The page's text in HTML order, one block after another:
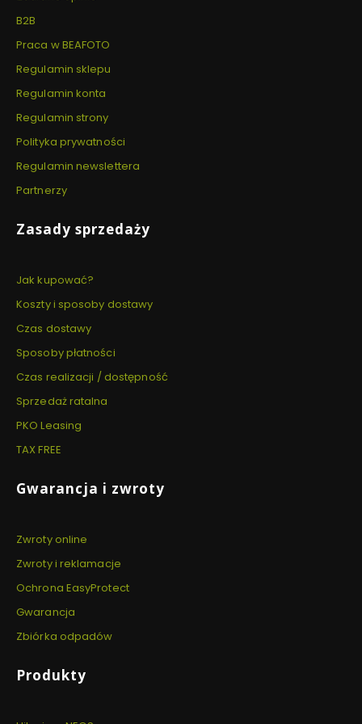
B2B
Praca w BEAFOTO
Regulamin sklepu
Regulamin konta
Regulamin strony
Polityka prywatności
Regulamin newslettera
Partnerzy
Zasady sprzedaży
Jak kupować?
Koszty i sposoby dostawy
Czas dostawy
Sposoby płatności
Czas realizacji / dostępność
Sprzedaż ratalna
PKO Leasing
TAX FREE
Gwarancja i zwroty
Zwroty online
Zwroty i reklamacje
Ochrona EasyProtect
Gwarancja
Zbiórka odpadów
Produkty